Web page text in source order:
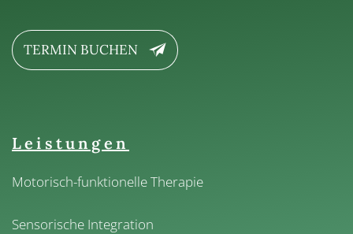
TERMIN BUCHEN
Leistungen
Motorisch-funktionelle Therapie
Sensorische Integration